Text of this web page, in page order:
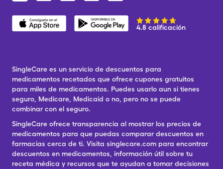
4.8 calificación
SingleCare es un servicio de descuentos para
medicamentos recetados que ofrece cupones gratuitos
para miles de medicamentos. Puedes usarlo aun si tienes
seguro, Medicare, Medicaid o no, pero no se puede
combinar con el seguro.
SingleCare ofrece transparencia al mostrar los precios de
medicamentos para que puedas comparar descuentos en
farmacias cerca de ti. Visita singlecare.com para encontrar
descuentos en medicamentos, información útil sobre tu
receta médica y recursos que te ayudan a tomar decisiones